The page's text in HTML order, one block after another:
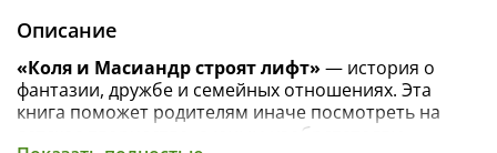
Описание
«Коля и Масиандр строят лифт» — история о
фантазии, дружбе и семейных отношениях. Эта
книга поможет родителям иначе посмотреть на
детское творчество, а юным изобретателям —